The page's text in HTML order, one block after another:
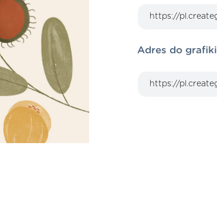
Adres do grafiki